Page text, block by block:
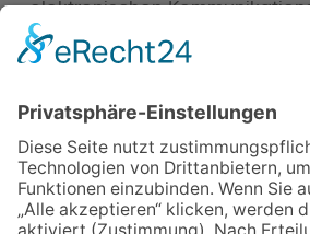
elektronischen
Bereitstellung bestimmter, von
erwünschter Funktionen (z. B.
Warenkorbfunktion) oder zur
Webpublikums) erforderlich
Cookies), werden auf
Abs. 1 lit. f DSGVO